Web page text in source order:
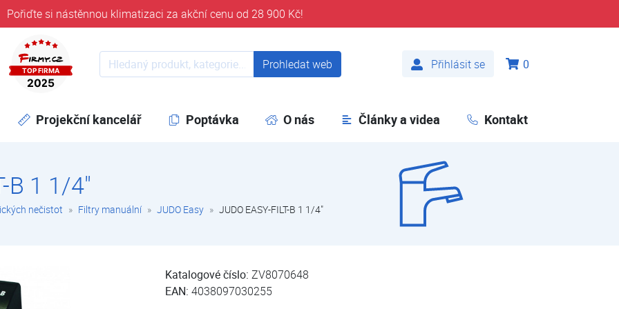
Pořiďte si nástěnnou klimatizaci za akční cenu od 28 900 Kč!
časem 32 let
Přihlásit se
0
Prohledat web Prohledat web
Projekční kancelář Poptávka O nás Články a videa Kontakt
B 1 1/4"
nečistot Filtry manuální JUDO Easy JUDO EASY-FILT-B 1 1/4"
Katalogové číslo: ZV8070648
EAN: 4038097030255